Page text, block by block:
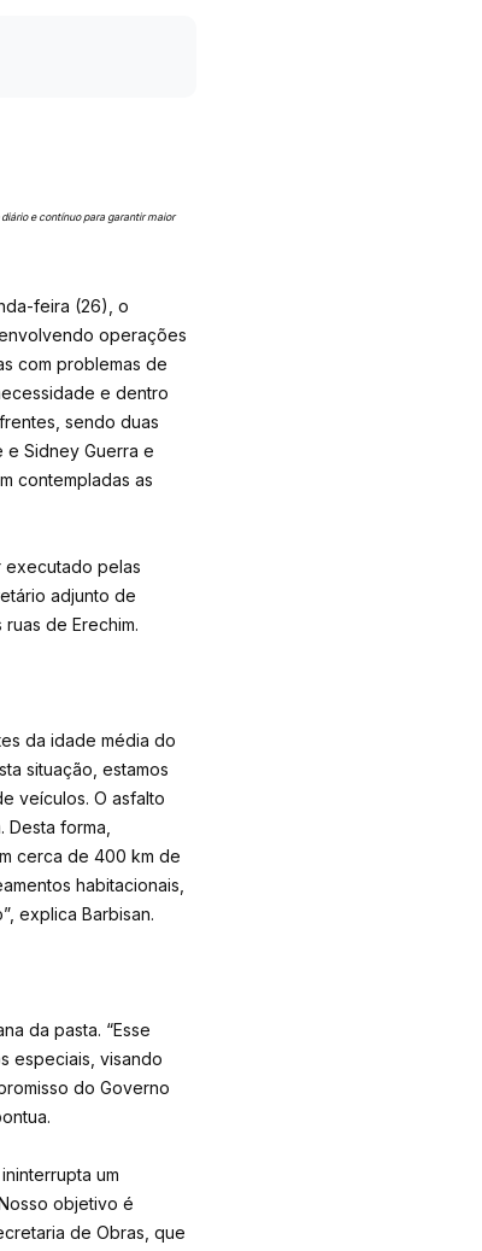
e contínuo para garantir maior
feira (26), o
operações
com problemas de
e dentro
sendo duas
e Sidney Guerra e
contempladas as
executado pelas
adjunto de
de Erechim.
da idade média do
situação, estamos
veículos. O asfalto
Desta forma,
cerca de 400 km de
habitacionais,
explica Barbisan.
da pasta. “Esse
especiais, visando
do Governo
um
objetivo é
de Obras, que